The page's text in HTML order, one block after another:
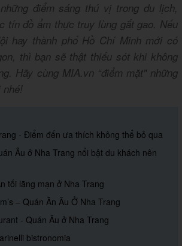
điểm sáng thú vị trong du lịch,
tín đồ ẩm thực truy lùng gắt gao. Nếu
hay thành phố Hồ Chí Minh mới có
thì bạn sẽ thật thiếu sót khi không
Hãy cùng MIA.vn “điểm mặt" những
nhé!
- Điểm đến ưa thích không thể bỏ qua
Âu ở Nha Trang nổi bật du khách nên
tối lãng mạn ở Nha Trang
– Quán Ăn Âu Ở Nha Trang
- Quán Âu ở Nha Trang
bistronomia